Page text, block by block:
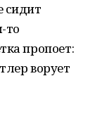
сидит
то
пропоет:
ворует